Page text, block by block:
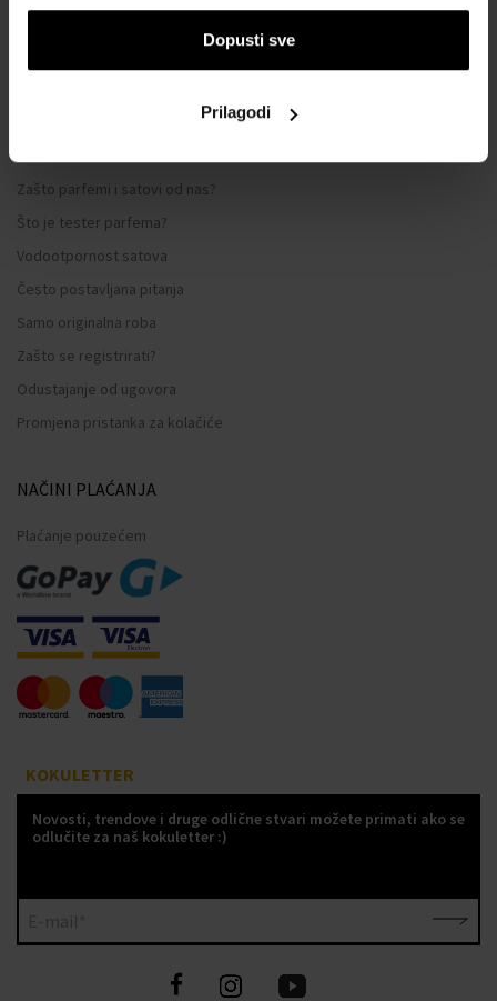
Dopusti sve
Prilagodi
Zašto parfemi i satovi od nas?
Što je tester parfema?
Vodootpornost satova
Često postavljana pitanja
Samo originalna roba
Zašto se registrirati?
Odustajanje od ugovora
Promjena pristanka za kolačiće
NAČINI PLAĆANJA
Plaćanje pouzećem
KOKULETTER
Novosti, trendove i druge odlične stvari možete primati ako se
odlučite za naš kokuletter :)